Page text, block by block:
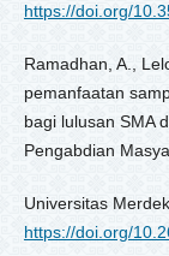
https://doi.org/
Ramadhan, A.,
pemanfaatan
bagi lulusan SMA
Pengabdian
Universitas
https://doi.org/